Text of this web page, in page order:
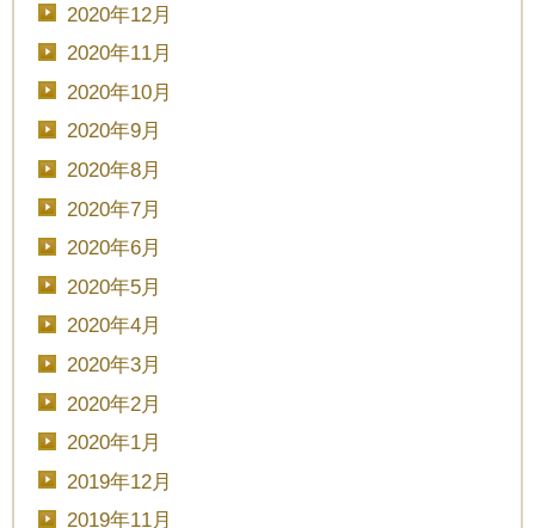
2020年12月
2020年11月
2020年10月
2020年9月
2020年8月
2020年7月
2020年6月
2020年5月
2020年4月
2020年3月
2020年2月
2020年1月
2019年12月
2019年11月